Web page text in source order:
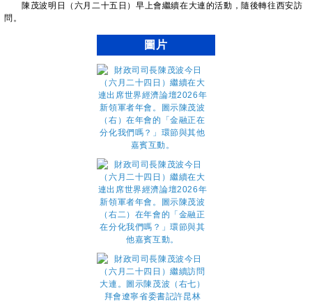
陳茂波明日（六月二十五日）早上會繼續在大連的活動，隨後轉往西安訪
問。
圖片